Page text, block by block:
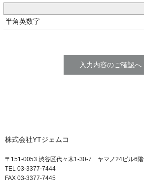
半角英数字
株式会社YTジェムコ
〒151-0053 渋谷区代々木1-30-7 ヤマノ24ビル6階
TEL 03-3377-7444
FAX 03-3377-7445